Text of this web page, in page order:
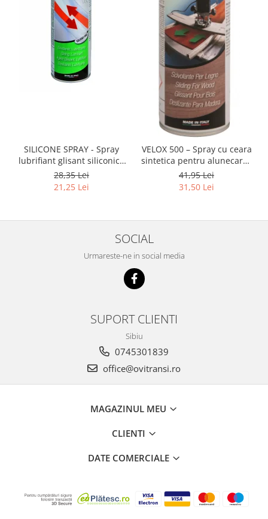
SILICONE SPRAY - Spray
lubrifiant glisant siliconic -
500 ml
28,35 Lei
21,25 Lei
VELOX 500 – Spray cu ceara
sintetica pentru alunecarea
lemnului pe mesele de
lucru 500 ml
41,95 Lei
31,50 Lei
SOCIAL
Urmareste-ne in social media
SUPORT CLIENTI
Sibiu
0745301839
office@ovitransi.ro
MAGAZINUL MEU
CLIENTI
DATE COMERCIALE